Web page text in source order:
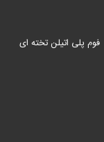
فوم پلی اتیلن تخته ای